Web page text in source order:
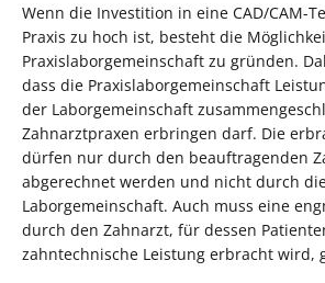
Wenn die Investition in eine CAD/CAM-
Praxis zu hoch ist, besteht die
Praxislaborgemeinschaft zu gründen.
dass die Praxislaborgemeinschaft
der Laborgemeinschaft
Zahnarztpraxen erbringen darf. Die
dürfen nur durch den beauftragenden
abgerechnet werden und nicht durch
Laborgemeinschaft. Auch muss eine
durch den Zahnarzt, für dessen
zahntechnische Leistung erbracht wird,